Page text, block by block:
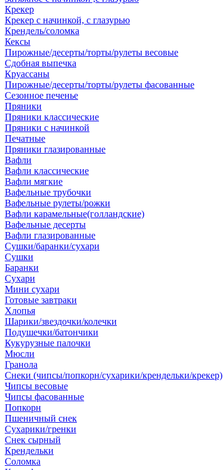
Крекер
Крекер с начинкой, с глазурью
Крендель/соломка
Кексы
Пирожные/десерты/торты/рулеты весовые
Сдобная выпечка
Круассаны
Пирожные/десерты/торты/рулеты фасованные
Сезонное печенье
Пряники
Пряники классические
Пряники с начинкой
Печатные
Пряники глазированные
Вафли
Вафли классические
Вафли мягкие
Вафельные трубочки
Вафельные рулеты/рожки
Вафли карамельные(голландские)
Вафельные десерты
Вафли глазированные
Сушки/баранки/сухари
Сушки
Баранки
Сухари
Мини сухари
Готовые завтраки
Хлопья
Шарики/звездочки/колечки
Подушечки/батончики
Кукурузные палочки
Мюсли
Гранола
Снеки (чипсы/попкорн/сухарики/крендельки/крекер)
Чипсы весовые
Чипсы фасованные
Попкорн
Пшеничный снек
Сухарики/гренки
Снек сырный
Крендельки
Соломка